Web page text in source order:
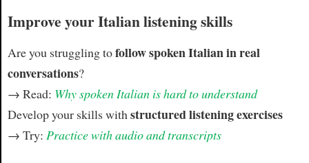
Improve your Italian listening skills
Are you struggling tofollow spoken Italian in real
conversations?
→ Read: Why spoken Italian is hard to understand
Develop your skills withstructured listening exercises
→ Try: Practice with audio and transcripts